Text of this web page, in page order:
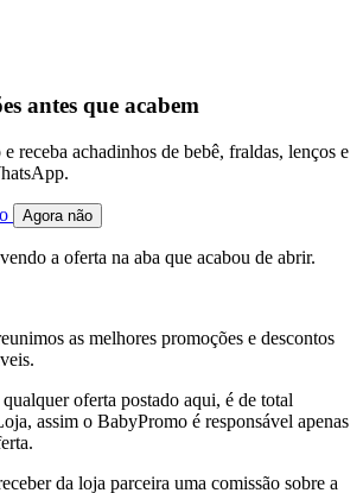
antes que acabem
receba achadinhos de bebê, fraldas, lenços e
Agora não
a oferta na aba que acabou de abrir.
as melhores promoções e descontos
oferta postado aqui, é de total
assim o BabyPromo é responsável apenas
da loja parceira uma comissão sobre a